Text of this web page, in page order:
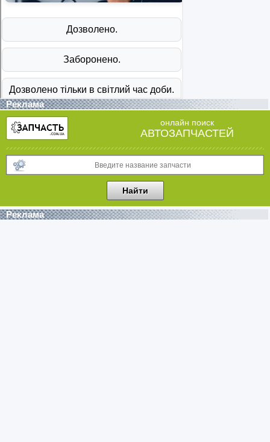
Реклама
онлайн поиск
АВТОЗАПЧАСТЕЙ
Реклама